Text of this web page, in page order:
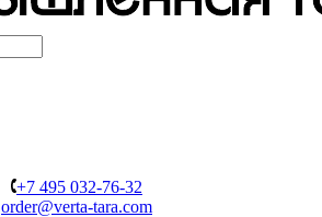
+7 495 032-76-32
order@verta-tara.com